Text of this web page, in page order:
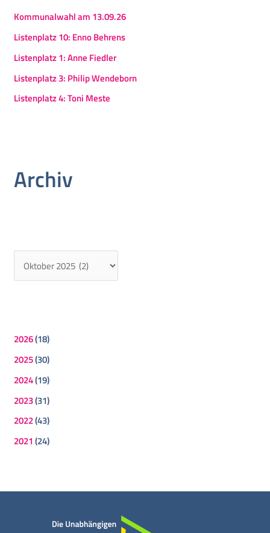
Kommunalwahl am 13.09.26
Listenplatz 10: Enno Behrens
Listenplatz 1: Anne Fiedler
Listenplatz 3: Philip Wendeborn
Listenplatz 4: Toni Meste
Archiv
2026(18)
2025(30)
2024(19)
2023(31)
2022(43)
2021 (24)